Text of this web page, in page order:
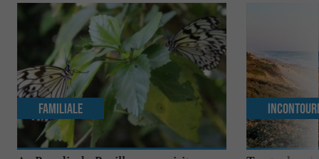
Familiale